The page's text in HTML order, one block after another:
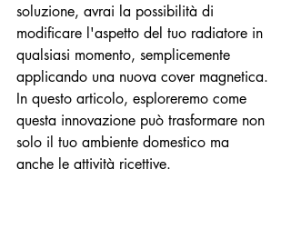
soluzione, avrai la possibilità di
modificare l'aspetto del tuo radiatore in
qualsiasi momento, semplicemente
applicando una nuova cover magnetica.
In questo articolo, esploreremo come
questa innovazione può trasformare non
solo il tuo ambiente domestico ma
anche le attività ricettive.